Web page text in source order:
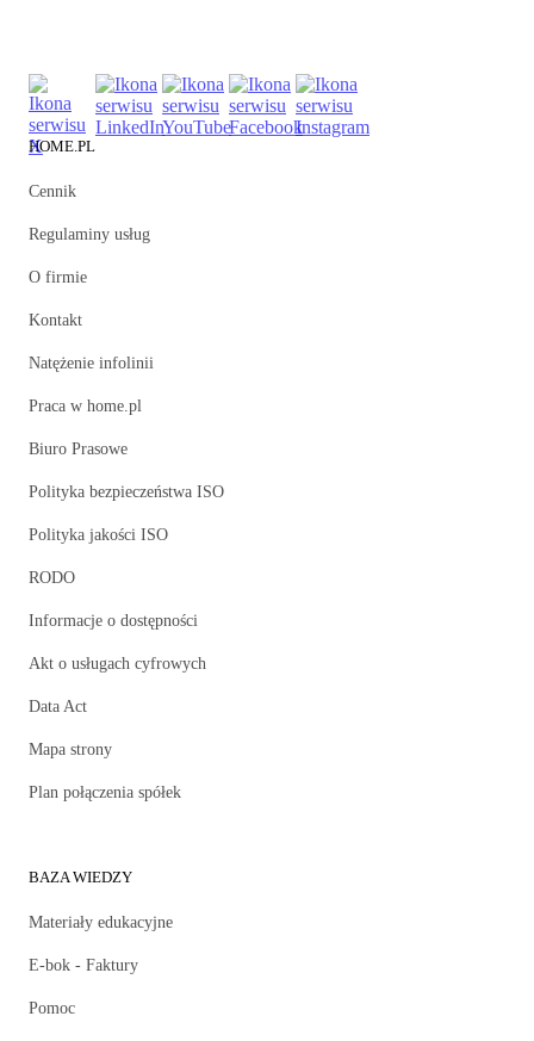
HOME.PL
Cennik
Regulaminy usług
O firmie
Kontakt
Natężenie infolinii
Praca w home.pl
Biuro Prasowe
Polityka bezpieczeństwa ISO
Polityka jakości ISO
RODO
Informacje o dostępności
Akt o usługach cyfrowych
Data Act
Mapa strony
Plan połączenia spółek
BAZA WIEDZY
Materiały edukacyjne
E-bok - Faktury
Pomoc